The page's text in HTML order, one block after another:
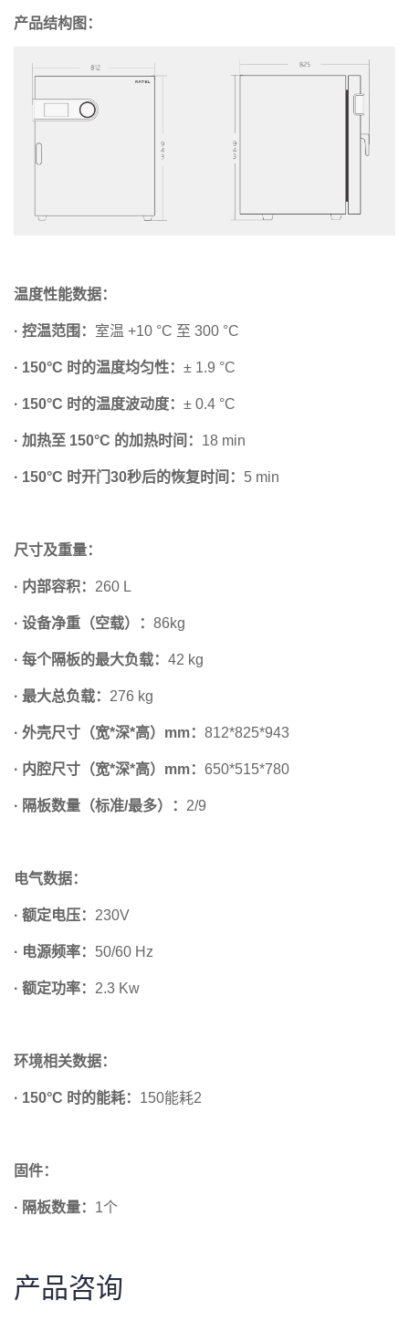
产品结构图：
温度性能数据：
· 控温范围： 室温 +10 °C 至 300 °C
· 150°C 时的温度均匀性： ± 1.9 °C
· 150°C 时的温度波动度： ± 0.4 °C
· 加热至 150°C 的加热时间： 18 min
· 150°C 时开门30秒后的恢复时间： 5 min
尺寸及重量：
· 内部容积： 260 L
· 设备净重（空载）： 86kg
· 每个隔板的最大负载： 42 kg
· 最大总负载： 276 kg
· 外壳尺寸（宽*深*高）mm： 812*825*943
· 内腔尺寸（宽*深*高）mm： 650*515*780
· 隔板数量（标准/最多）： 2/9
电气数据：
· 额定电压： 230V
· 电源频率： 50/60 Hz
· 额定功率： 2.3 Kw
环境相关数据：
· 150°C 时的能耗： 150能耗2
固件：
· 隔板数量： 1个
产品咨询